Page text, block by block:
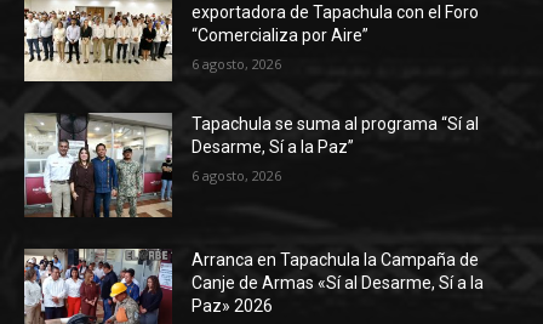
exportadora de Tapachula con el Foro
“Comercializa por Aire”
6 agosto, 2026
Tapachula se suma al programa “Sí al
Desarme, Sí a la Paz”
6 agosto, 2026
Arranca en Tapachula la Campaña de
Canje de Armas «Sí al Desarme, Sí a la
Paz» 2026